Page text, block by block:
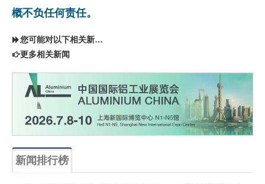
概不负任何责任。
您可能对以下相关新闻同样感兴趣
更多相关新闻
新闻排行榜